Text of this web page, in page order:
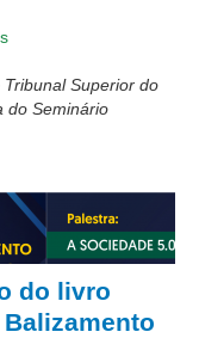
Superior do
do Seminário
do livro